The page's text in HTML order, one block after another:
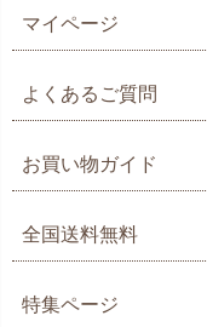
マイページ
よくあるご質問
お買い物ガイド
全国送料無料
特集ページ